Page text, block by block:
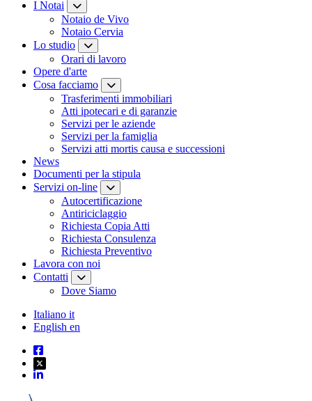
I Notai
Notaio de Vivo
Notaio Cervia
Lo studio
Orari di lavoro
Opere d'arte
Cosa facciamo
Trasferimenti immobiliari
Atti ipotecari e di garanzie
Servizi per le aziende
Servizi per la famiglia
Servizi atti mortis causa e successioni
News
Documenti per la stipula
Servizi on-line
Autocertificazione
Antiriciclaggio
Richiesta Copia Atti
Richiesta Consulenza
Richiesta Preventivo
Lavora con noi
Contatti
Dove Siamo
Italiano it
English en